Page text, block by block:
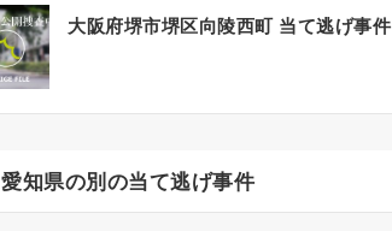
大阪府堺市堺区向陵西町 当て逃げ事件
愛知県の別の当て逃げ事件